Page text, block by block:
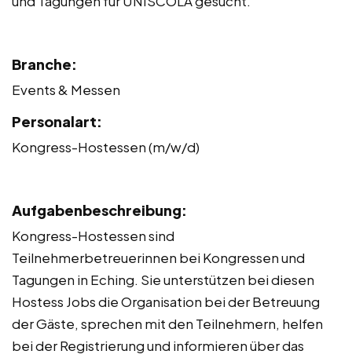
Branche:
Events & Messen
Personalart:
Kongress-Hostessen (m/w/d)
Aufgabenbeschreibung:
Kongress-Hostessen sind
Teilnehmerbetreuerinnen bei Kongressen und
Tagungen in Eching. Sie unterstützen bei diesen
Hostess Jobs die Organisation bei der Betreuung
der Gäste, sprechen mit den Teilnehmern, helfen
bei der Registrierung und informieren über das